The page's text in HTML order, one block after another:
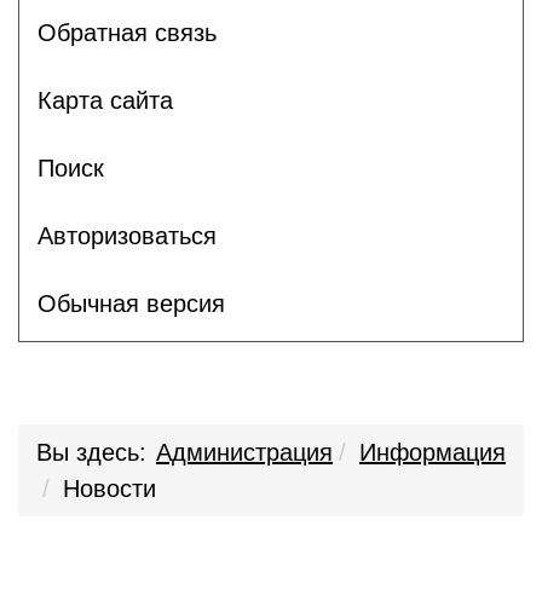
Обратная связь
Карта сайта
Поиск
Авторизоваться
Обычная версия
Вы здесь: Администрация
Информация
Новости